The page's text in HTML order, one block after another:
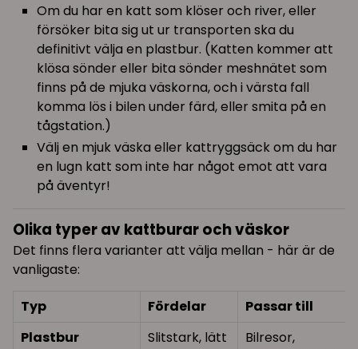
Om du har en katt som klöser och river, eller
försöker bita sig ut ur transporten ska du
definitivt välja en plastbur. (Katten kommer att
klösa sönder eller bita sönder meshnätet som
finns på de mjuka väskorna, och i värsta fall
komma lös i bilen under färd, eller smita på en
tågstation.)
Välj en mjuk väska eller kattryggsäck om du har
en lugn katt som inte har något emot att vara
på äventyr!
Olika typer av kattburar och väskor
Det finns flera varianter att välja mellan - här är de
vanligaste:
Typ Fördelar
Passar till
Plastbur
Slitstark, lätt
Bilresor,